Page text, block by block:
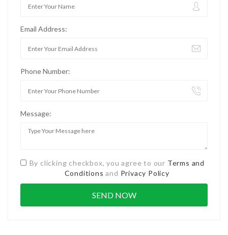
Email Address:
Phone Number:
Message:
By clicking checkbox, you agree to our Terms and
Conditions and Privacy Policy